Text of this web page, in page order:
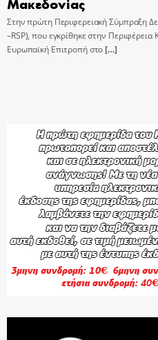
Στην πρώτη Περιφερειακή Σύμπραξη
–RSP), που εγκρίθηκε στην
Ευρωπαϊκή Επιτροπή στο[…]